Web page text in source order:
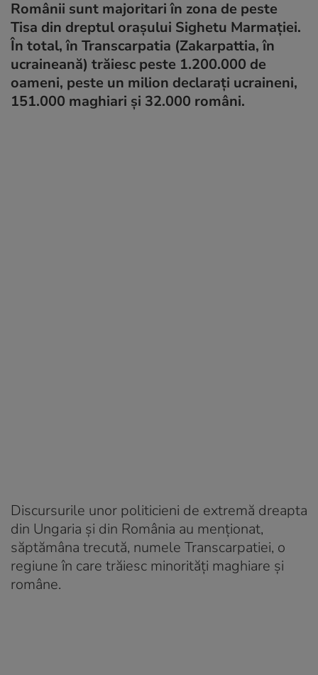
Românii sunt majoritari în zona de peste
Tisa din dreptul orașului Sighetu Marmației.
În total, în Transcarpatia (Zakarpattia, în
ucraineană) trăiesc peste 1.200.000 de
oameni, peste un milion declarați ucraineni,
151.000 maghiari și 32.000 români.
Discursurile unor politicieni de extremă dreapta
din Ungaria și din România au menționat,
săptămâna trecută, numele Transcarpatiei, o
regiune în care trăiesc minorități maghiare și
române.